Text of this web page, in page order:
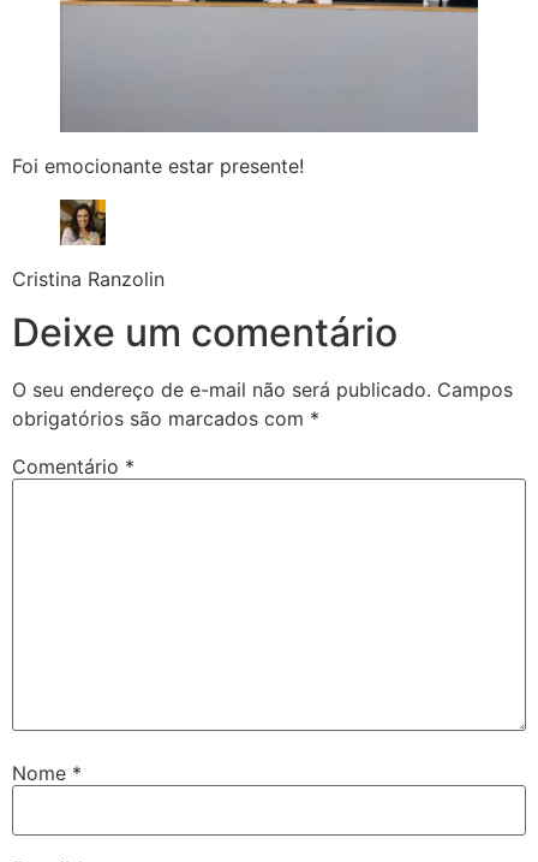
Foi emocionante estar presente!
Cristina Ranzolin
Deixe um comentário
O seu endereço de e-mail não será publicado. Campos
obrigatórios são marcados com *
Comentário *
Nome *